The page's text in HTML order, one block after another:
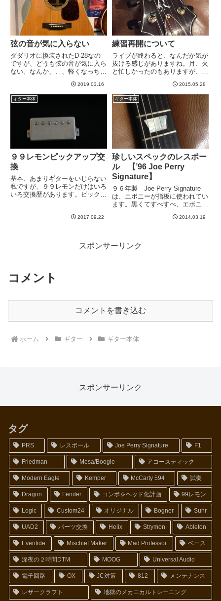
弦の音が気に入らない
ダダリオに換装されたD-28なの
ですが、どうも弦の音が気に入ら
ない。なんか、、、軽くなっちゃ
ゃんと響いてるし、ブライトで綺
麗といえば綺麗なのですが、なん
となく「ふくよかな響き」とでも
2019.03.16
練習再開について
ライブが終わると、なんだか気が
抜ける感じがありますね。月、火
と忙しかったのもありますが、ギ
は、再びテレビ見ながら生音でク
ロマチック的な練習を再開してま
した。モカたんを持ち出して練習
してたのですが、２週連続のライ
ブ...
2015.05.28
ギター本体
９９レモンピックアップ交
換
基本、あまりギターをいじらない
私ですが、９９レモンだけはいろ
いろ交換歴があります。ピックア
59 （名称はややうろ覚え）
2017.09.22
ギター本体
珍しいスペックのレスポー
ル 【’96 Joe Perry
Signature】
９６年製 Joe Perry Signature
は、エボニーが指板に使われてい
ます。黒くてすべすべ、エボニー
高級な感じがあります。肌さわり
リくらいでは...
2014.03.19
スポンサーリンク
コメント
コメントを書き込む
ホーム ギター ギター本体
スポンサーリンク
タグ
PRS レスポール Joe Perry Signature F1
Friedman Mesa/Boogie アコースティック
Modern Eagle Kemper McCarty 594 試奏
Dragon Fender コンボをヘッド化計画 99レモン
Logic Custom24 オリジナル Bogner Suhr
UAD2 パーツ交換 Helix Strymon Ableton
Eventide Mischief Maker Mad Professor ベース
深夜の２時間DTM MOOG Universal Audio
電子回路 OX JC対策 812 メンテナンス
レザークラフト 地獄のメカニカルトレーニング